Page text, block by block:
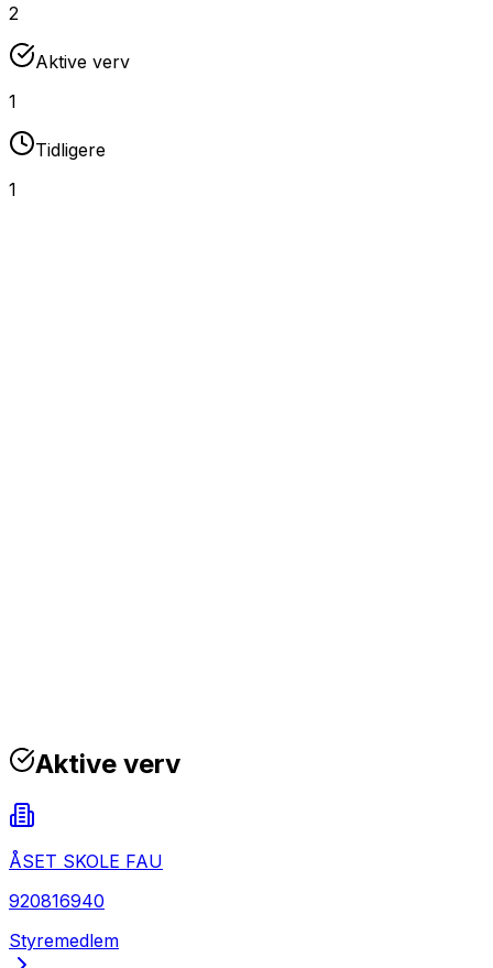
2
Aktive verv
1
Tidligere
1
Aktive verv
ÅSET SKOLE FAU
920816940
Styremedlem